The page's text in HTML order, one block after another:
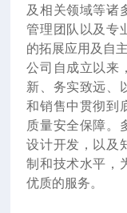
及相关领域等诸
管理团队以及专
的拓展应用及自
公司自成立以来
新、务实致远、
和销售中贯彻到
质量安全保障。
设计开发，以及
制和技术水平，
优质的服务。